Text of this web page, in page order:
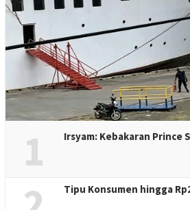
1 Irsyam: Kebakaran Prince
Tipu Konsumen hingga